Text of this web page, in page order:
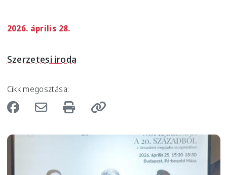
2026. április 28.
Szerzetesi iroda
Cikk megosztása:
Image